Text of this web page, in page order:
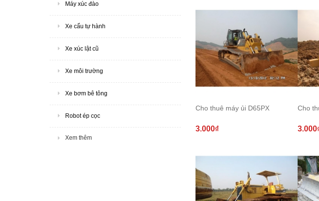
Máy xúc đào
Xe cẩu tự hành
Xe xúc lật cũ
Xe môi trường
Xe bơm bê tông
Robot ép cọc
Xem thêm
Cho thuê máy ủi D65PX
3.000₫
Cho